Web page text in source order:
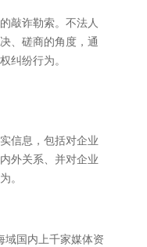
敲诈勒索。不法人
、磋商的角度，通
纠纷行为。
信息，包括对企业
外关系、并对企业
。
域国内上千家媒体资